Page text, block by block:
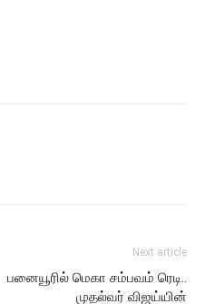
Next article
பனையூரில் மெகா சம்பவம் ரெடி..
முதல்வர் விஜய்யின்